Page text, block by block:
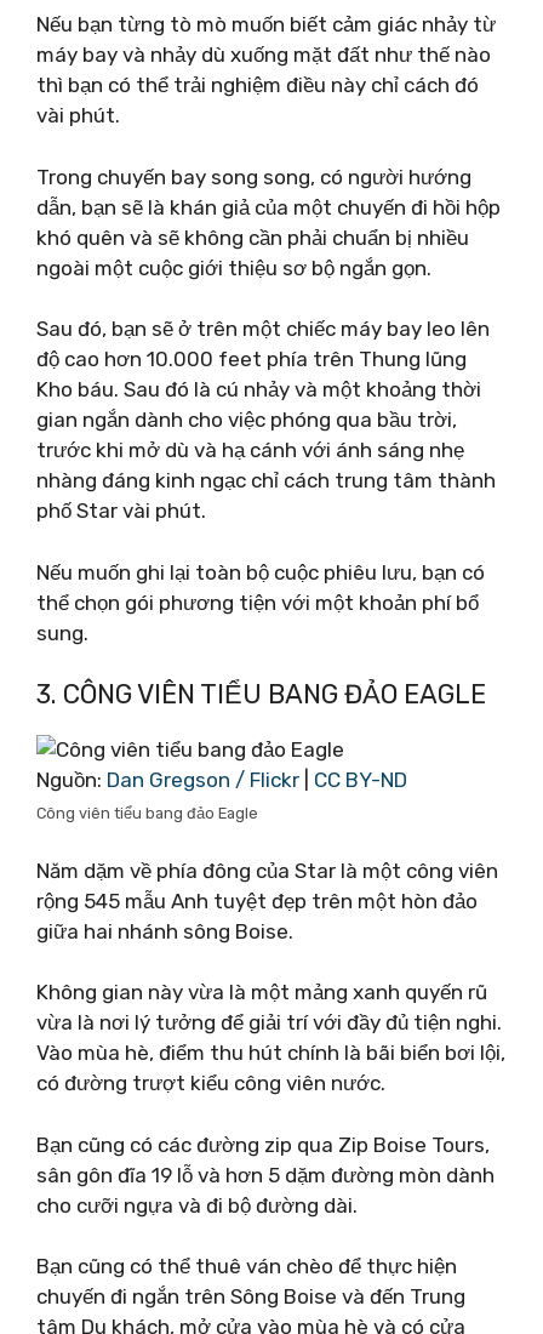
Nếu bạn từng tò mò muốn biết cảm giác nhảy từ
máy bay và nhảy dù xuống mặt đất như thế nào
thì bạn có thể trải nghiệm điều này chỉ cách đó
vài phút.
Trong chuyến bay song song, có người hướng
dẫn, bạn sẽ là khán giả của một chuyến đi hồi hộp
khó quên và sẽ không cần phải chuẩn bị nhiều
ngoài một cuộc giới thiệu sơ bộ ngắn gọn.
Sau đó, bạn sẽ ở trên một chiếc máy bay leo lên
độ cao hơn 10.000 feet phía trên Thung lũng
Kho báu. Sau đó là cú nhảy và một khoảng thời
gian ngắn dành cho việc phóng qua bầu trời,
trước khi mở dù và hạ cánh với ánh sáng nhẹ
nhàng đáng kinh ngạc chỉ cách trung tâm thành
phố Star vài phút.
Nếu muốn ghi lại toàn bộ cuộc phiêu lưu, bạn có
thể chọn gói phương tiện với một khoản phí bổ
sung.
3. CÔNG VIÊN TIỂU BANG ĐẢO EAGLE
Nguồn: Dan Gregson / Flickr CC BY-ND
Công viên tiểu bang đảo Eagle
Năm dặm về phía đông của Star là một công viên
rộng 545 mẫu Anh tuyệt đẹp trên một hòn đảo
giữa hai nhánh sông Boise.
Không gian này vừa là một mảng xanh quyến rũ
vừa là nơi lý tưởng để giải trí với đầy đủ tiện nghi.
Vào mùa hè, điểm thu hút chính là bãi biển bơi lội,
có đường trượt kiểu công viên nước.
Bạn cũng có các đường zip qua Zip Boise Tours,
sân gôn đĩa 19 lỗ và hơn 5 dặm đường mòn dành
cho cưỡi ngựa và đi bộ đường dài.
Bạn cũng có thể thuê ván chèo để thực hiện
chuyến đi ngắn trên Sông Boise và đến Trung
tâm Du khách, mở cửa vào mùa hè và có cửa